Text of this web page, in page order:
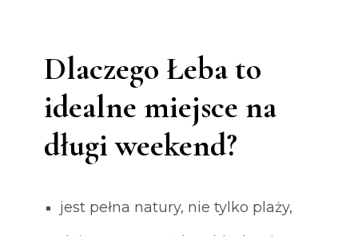
Dlaczego Łeba to
idealne miejsce na
długi weekend?
jest pełna natury, nie tylko plaży,